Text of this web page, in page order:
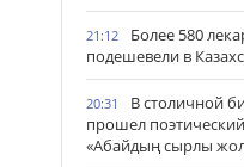
21:12
Более 580
подешевели в
20:31
В столичной
прошел
«Абайдың сырлы